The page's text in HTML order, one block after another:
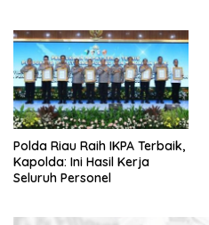
Polda Riau Raih IKPA Terbaik,
Kapolda: Ini Hasil Kerja
Seluruh Personel